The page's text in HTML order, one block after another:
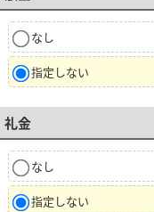
なし
指定しない
礼金
なし
指定しない